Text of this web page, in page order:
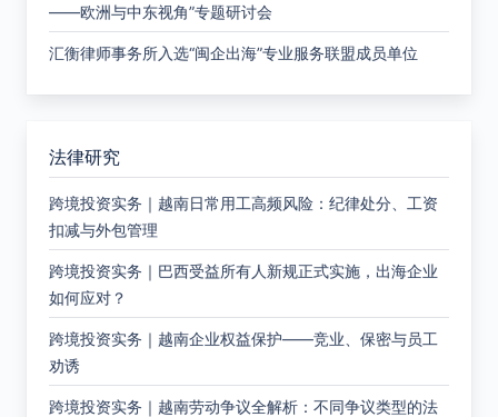
——欧洲与中东视角”专题研讨会
汇衡律师事务所入选“闽企出海”专业服务联盟成员单位
法律研究
跨境投资实务｜越南日常用工高频风险：纪律处分、工资
扣减与外包管理
跨境投资实务｜巴西受益所有人新规正式实施，出海企业
如何应对？
跨境投资实务｜越南企业权益保护——竞业、保密与员工
劝诱
跨境投资实务｜越南劳动争议全解析：不同争议类型的法